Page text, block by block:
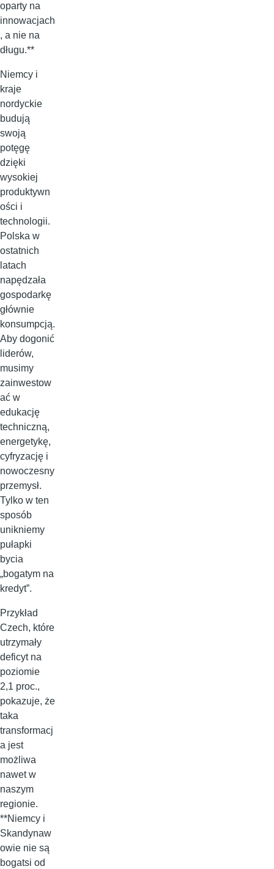
oparty na
innowacjach
, a nie na
długu.**
Niemcy i
kraje
nordyckie
budują
swoją
potęgę
dzięki
wysokiej
produktywn
ości i
technologii.
Polska w
ostatnich
latach
napędzała
gospodarkę
głównie
konsumpcją.
Aby dogonić
liderów,
musimy
zainwestow
ać w
edukację
techniczną,
energetykę,
cyfryzację i
nowoczesny
przemysł.
Tylko w ten
sposób
unikniemy
pułapki
bycia
„bogatym na
kredyt”.
Przykład
Czech, które
utrzymały
deficyt na
poziomie
2,1 proc.,
pokazuje, że
taka
transformacj
a jest
możliwa
nawet w
naszym
regionie.
**Niemcy i
Skandynaw
owie nie są
bogatsi od